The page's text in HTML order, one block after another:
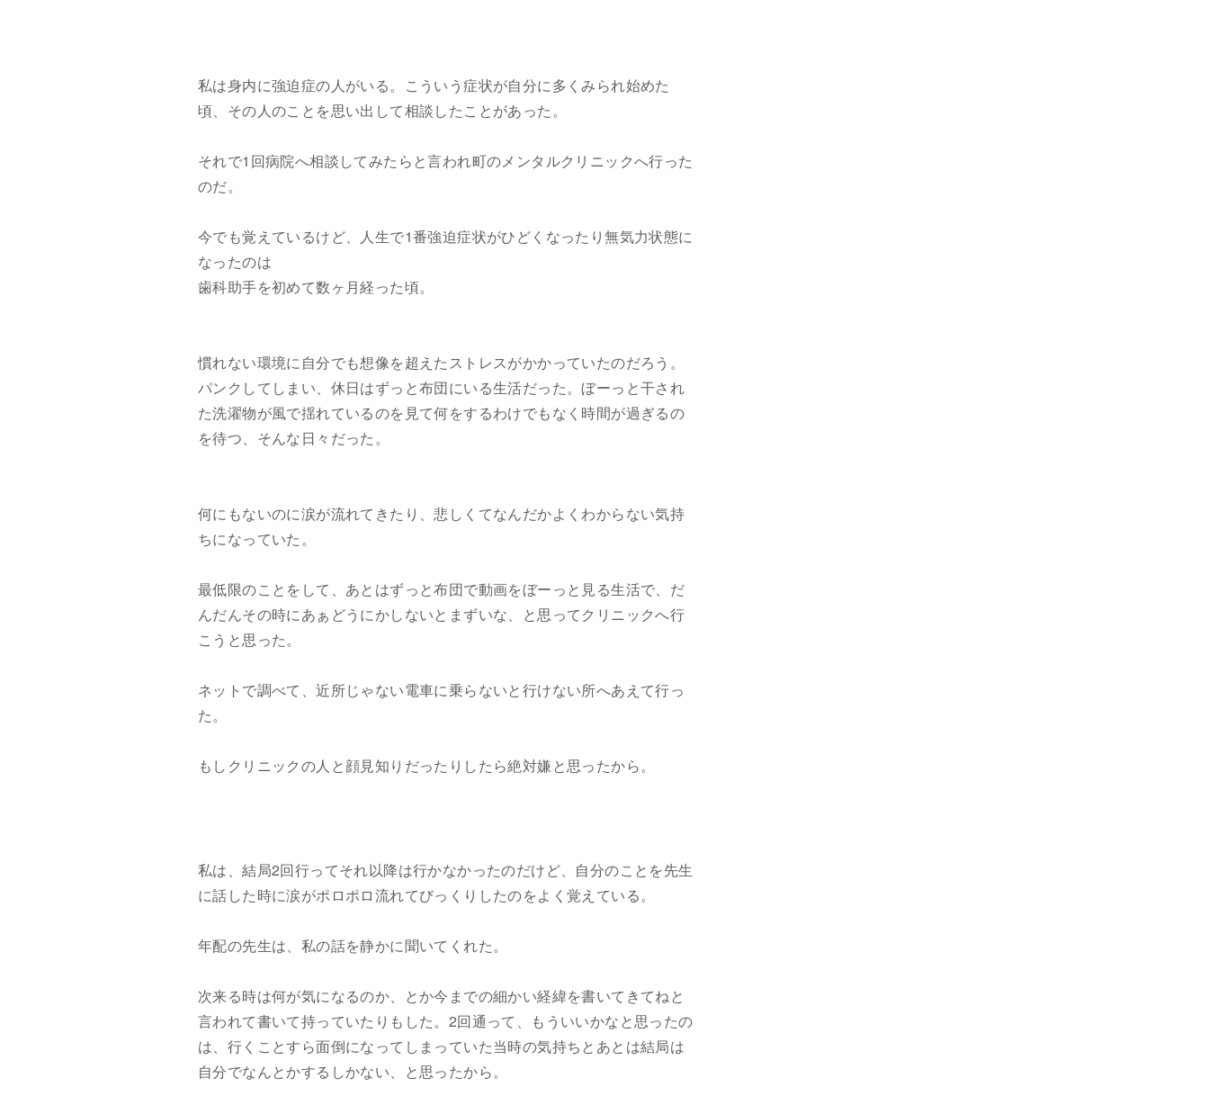
私は身内に強迫症の人がいる。こういう症状が自分に多くみられ始めた
頃、その人のことを思い出して相談したことがあった。
それで1回病院へ相談してみたらと言われ町のメンタルクリニックへ行った
のだ。
今でも覚えているけど、人生で1番強迫症状がひどくなったり無気力状態に
なったのは
歯科助手を初めて数ヶ月経った頃。
慣れない環境に自分でも想像を超えたストレスがかかっていたのだろう。
パンクしてしまい、休日はずっと布団にいる生活だった。ぼーっと干され
た洗濯物が風で揺れているのを見て何をするわけでもなく時間が過ぎるの
を待つ、そんな日々だった。
何にもないのに涙が流れてきたり、悲しくてなんだかよくわからない気持
ちになっていた。
最低限のことをして、あとはずっと布団で動画をぼーっと見る生活で、だ
んだんその時にあぁどうにかしないとまずいな、と思ってクリニックへ行
こうと思った。
ネットで調べて、近所じゃない電車に乗らないと行けない所へあえて行っ
た。
もしクリニックの人と顔見知りだったりしたら絶対嫌と思ったから。
私は、結局2回行ってそれ以降は行かなかったのだけど、自分のことを先生
に話した時に涙がポロポロ流れてびっくりしたのをよく覚えている。
年配の先生は、私の話を静かに聞いてくれた。
次来る時は何が気になるのか、とか今までの細かい経緯を書いてきてねと
言われて書いて持っていたりもした。2回通って、もういいかなと思ったの
は、行くことすら面倒になってしまっていた当時の気持ちとあとは結局は
自分でなんとかするしかない、と思ったから。